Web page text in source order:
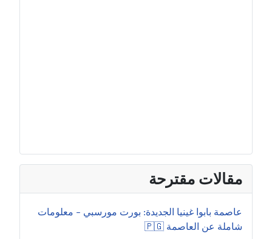
مقالات مقترحة
عاصمة بابوا غينيا الجديدة: بورت مورسبي – معلومات
شاملة عن العاصمة 🇵🇬